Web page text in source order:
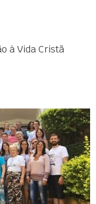
à Vida Cristã